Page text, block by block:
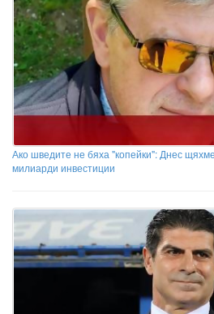
Ако шведите не бяха "копейки": Днес
милиарди инвестиции